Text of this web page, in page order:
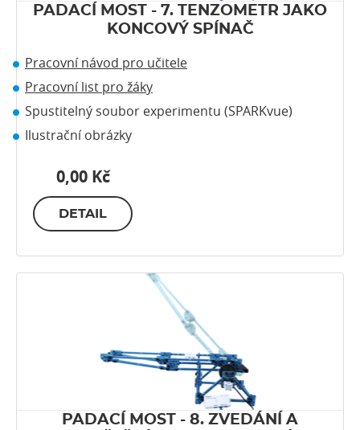
PADACÍ MOST - 7. TENZOMETR JAKO
KONCOVÝ SPÍNAČ
Pracovní návod pro učitele
Pracovní list pro žáky
Spustitelný soubor experimentu (SPARKvue)
Ilustrační obrázky
0,00 Kč
DETAIL
PADACÍ MOST - 8. ZVEDÁNÍ A